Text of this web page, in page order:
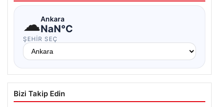
☁Ankara
NaN°C
ŞEHIR SEÇ
Bizi Takip Edin